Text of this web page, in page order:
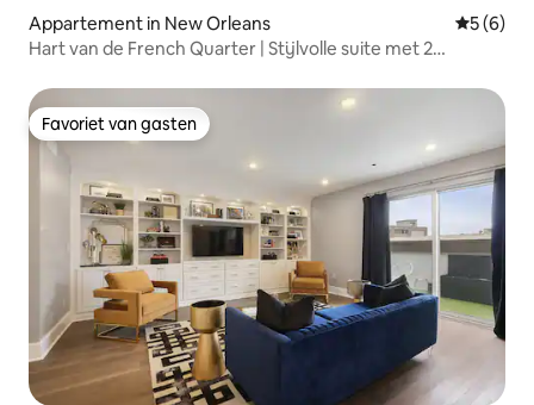
Appartement in New Orleans
5 (6)
Hart van de French Quarter | Stijlvolle suite met 2
Favoriet van gasten
Favoriet van gasten